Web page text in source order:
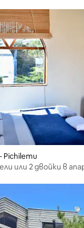
Pichilemu
или 2 двойки в